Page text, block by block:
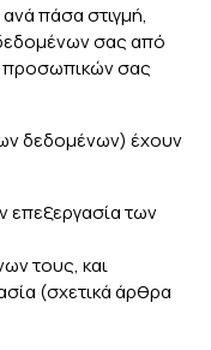
πάσα στιγμή,
σας από
προσωπικών σας
δεδομένων) έχουν
επεξεργασία των
τους, και
(σχετικά άρθρα